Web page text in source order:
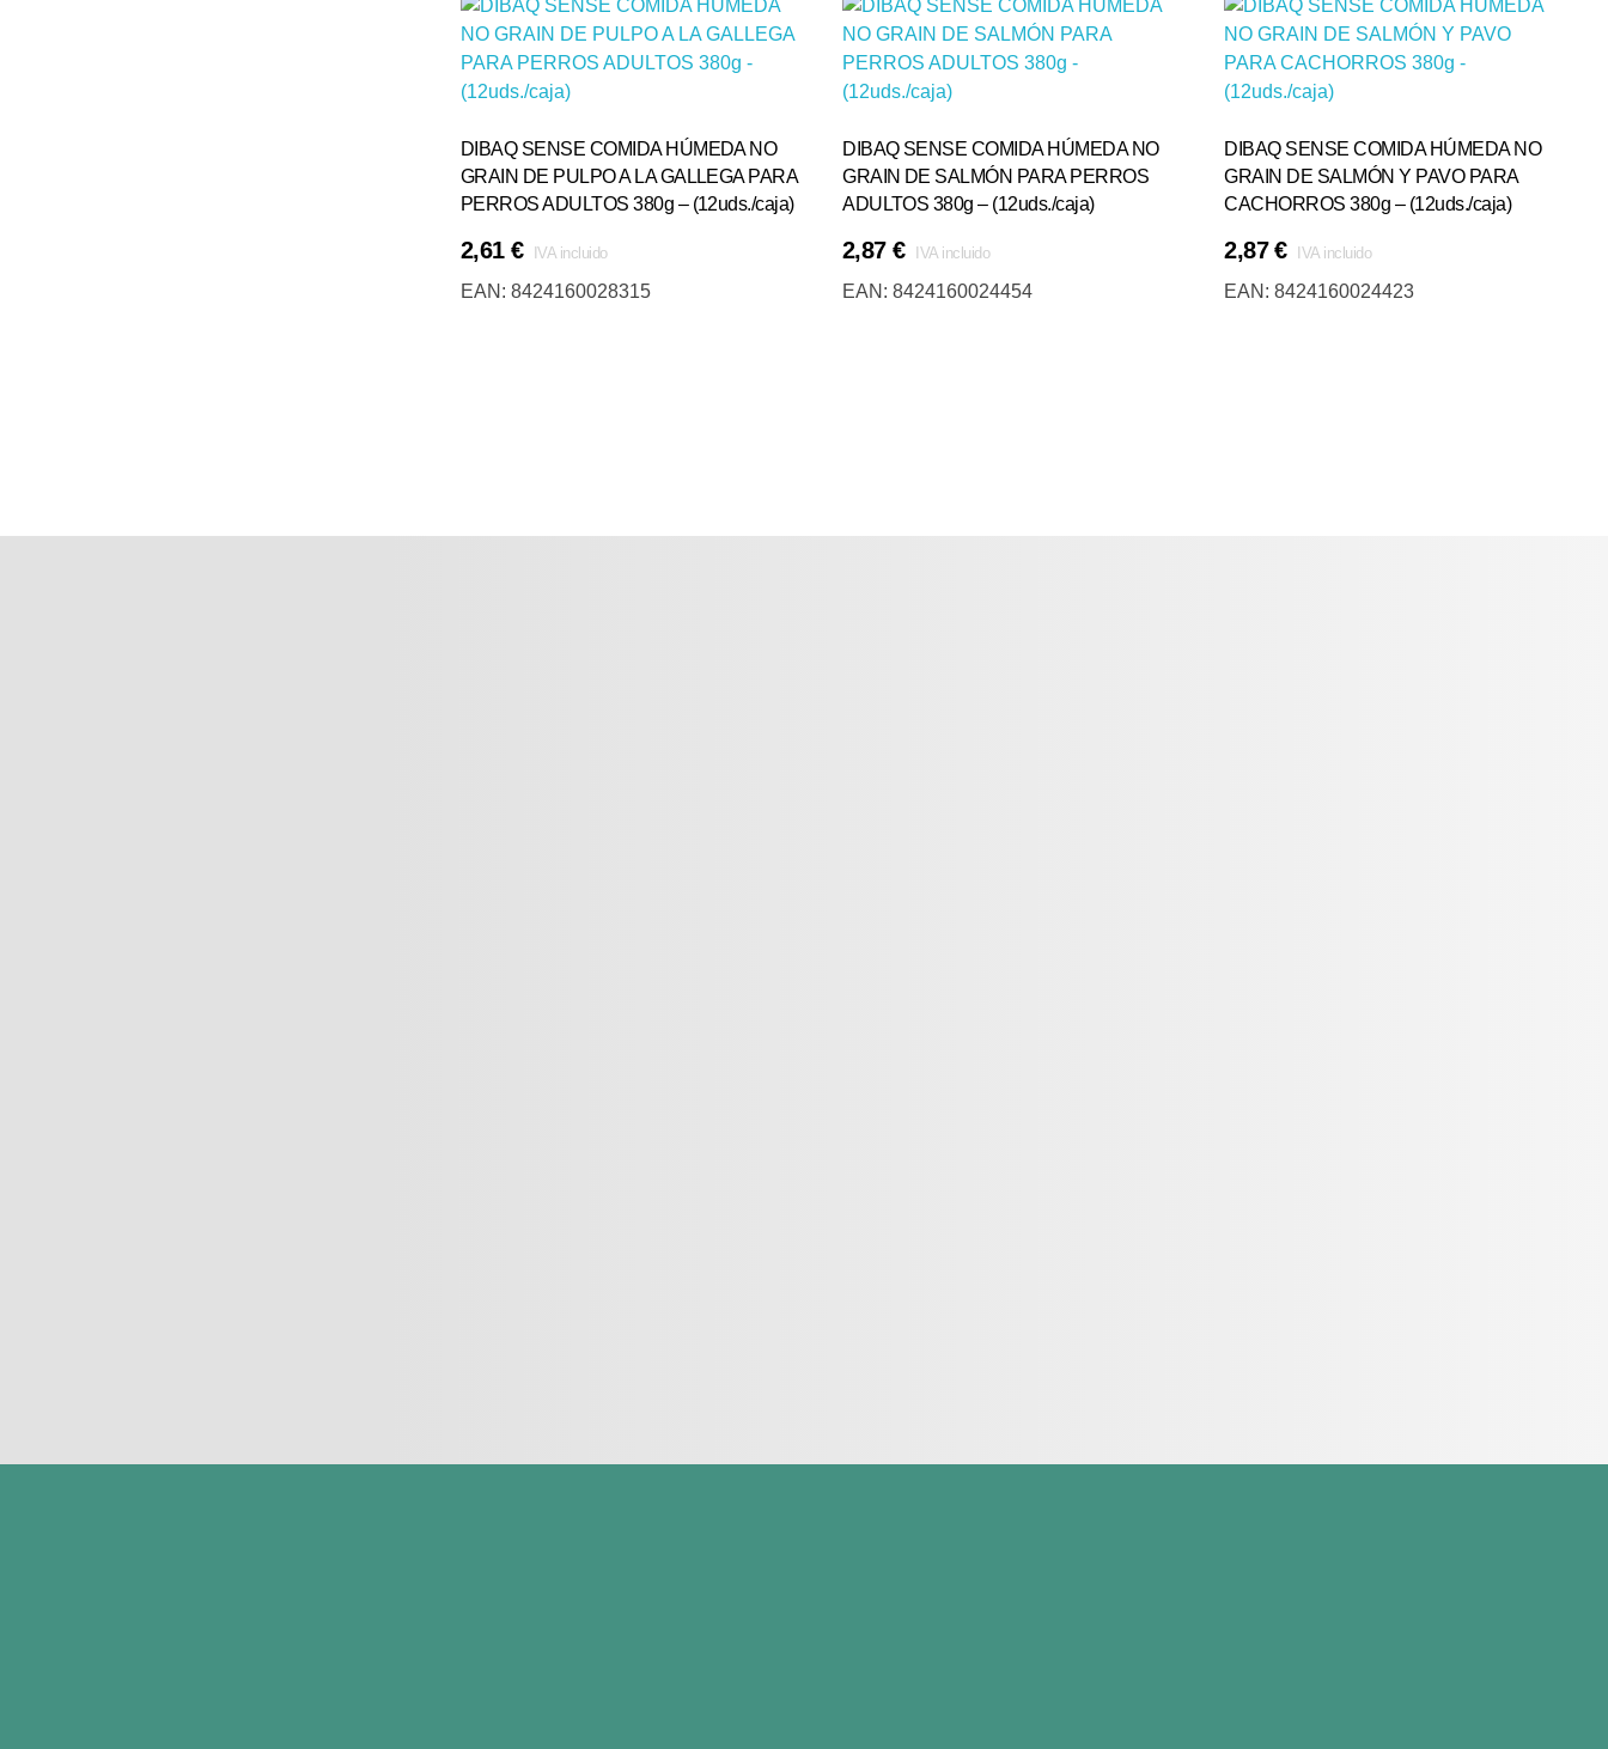
DIBAQ SENSE COMIDA HÚMEDA NO
GRAIN DE PULPO A LA GALLEGA PARA
PERROS ADULTOS 380g – (12uds./caja)
2,61 € IVA incluido
EAN: 8424160028315
DIBAQ SENSE COMIDA HÚMEDA NO
GRAIN DE SALMÓN PARA PERROS
ADULTOS 380g – (12uds./caja)
2,87€ IVA incluido
EAN:8424160024454
DIBAQ SENSE COMIDA HÚMEDA NO
GRAIN DE SALMÓN Y PAVO PARA
CACHORROS 380g – (12uds./caja)
2,87€ IVA incluido
EAN:8424160024423